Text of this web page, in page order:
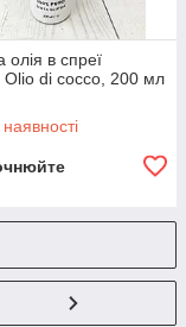
олія в спреї
Olio di cocco, 200 мл